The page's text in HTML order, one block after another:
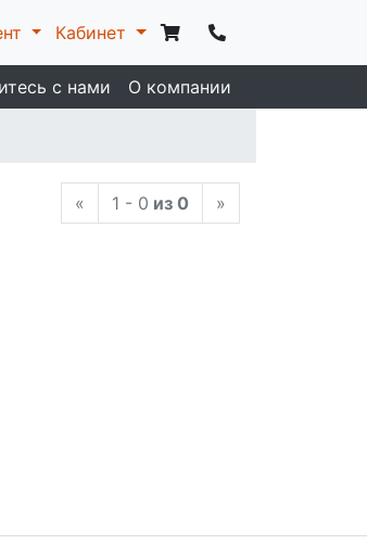
Кабинет
с нами О компании
« 1 - 0 из 0 »